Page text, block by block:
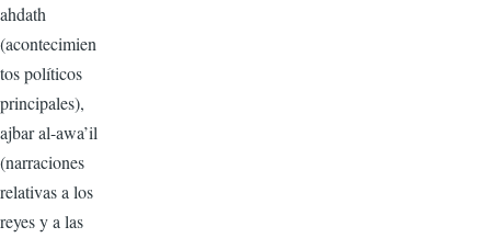
ahdath
(acontecimien
tos políticos
principales),
ajbar al-awa’il
(narraciones
relativas a los
reyes y a las